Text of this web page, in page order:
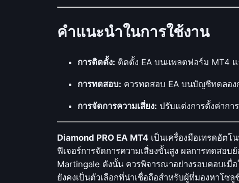
คำแนะนำในการใช้งาน
การติดตั้ง: ติดตั้ง EA บนแพลตฟอร์ม MT4
การทดสอบ: ควรทดสอบ EA บนบัญชีทดลอง
การจัดการความเสี่ยง: ปรับแต่งการตั้งค่ากา
Diamond PRO EA MT4 เป็นเครื่องมือเทรดอัต
ฟีเจอร์การจัดการความเสี่ยงขั้นสูง ผลการทดสอ
Martingale ดังนั้น ควรพิจารณาอย่างรอบคอบเมื่
ยังคงเป็นตัวเลือกที่น่าเชื่อถือสำหรับผู้ที่มองหาโซ